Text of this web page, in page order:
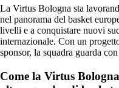
La Virtus Bologna sta
nel panorama del basket
livelli e a conquistare nuovi
internazionale. Con un
sponsor, la squadra guarda
Come la Virtus